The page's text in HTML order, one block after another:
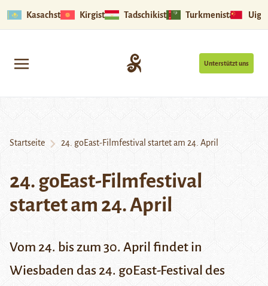
Kasachstan Kirgistan Tadschikistan Turkmenistan
Unterstützt uns
Startseite 24. goEast-Filmfestival startet am 24. April
24. goEast-Filmfestival
startet am 24. April
Vom 24. bis zum 30. April findet in
Wiesbaden das 24. goEast-Festival des